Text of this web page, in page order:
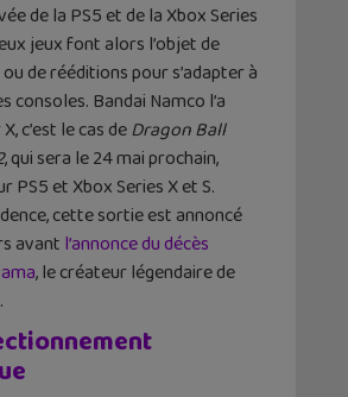
de la PS5 et de la Xbox Series
jeux font alors l’objet de
de rééditions pour s’adapter à
consoles. Bandai Namco l’a
c’est le cas deDragon Ball
, qui sera le 24 mai prochain,
PS5 et Xbox Series X et S.
cette sortie est annoncé
avant l’annonce du décès
, le créateur légendaire de